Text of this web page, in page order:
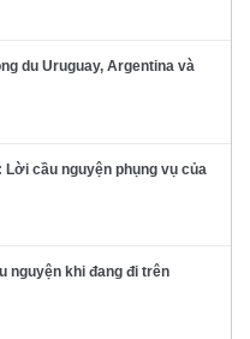
du Uruguay, Argentina và
Lời cầu nguyện phụng vụ của
nguyện khi đang đi trên